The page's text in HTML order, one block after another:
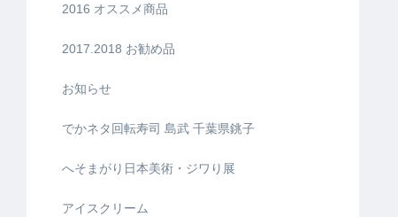
2016 オススメ商品
2017.2018 お勧め品
お知らせ
でかネタ回転寿司 島武 千葉県銚子
へそまがり日本美術・ジワり展
アイスクリーム